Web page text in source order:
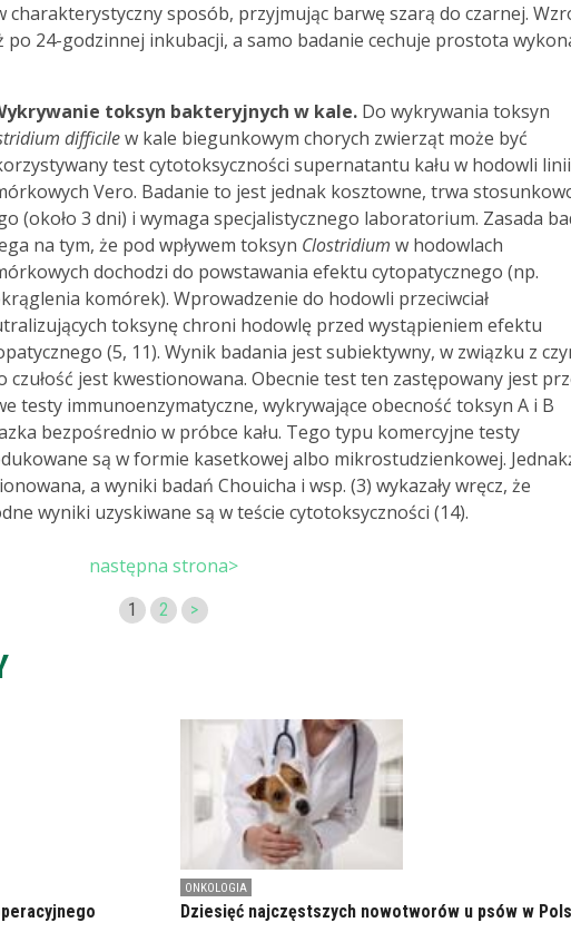
charakterystyczny sposób, przyjmując barwę szarą do czarnej.
24-godzinnej inkubacji, a samo badanie cechuje prostota
toksyn bakteryjnych w kale. Do wykrywania toksyn
difficilew kale biegunkowym chorych zwierząt może być
test cytotoksyczności supernatantu kału w hodowli linii
Vero. Badanie to jest jednak kosztowne, trwa
(około 3 dni) i wymaga specjalistycznego laboratorium. Zasada
na tym, że pod wpływem toksyn Clostridium w hodowlach
dochodzi do powstawania efektu cytopatycznego (np.
komórek). Wprowadzenie do hodowli przeciwciał
toksynę chroni hodowlę przed wystąpieniem efektu
(5, 11). Wynik badania jest subiektywny, w związku z
czułość jest kwestionowana. Obecnie test ten zastępowany jest
testy immunoenzymatyczne, wykrywające obecność toksyn A i B
bezpośrednio w próbce kału. Tego typu komercyjne testy
są w formie kasetkowej albo mikrostudzienkowej.
a wyniki badań Chouicha i wsp. (3) wykazały wręcz, że
wyniki uzyskiwane są w teście cytotoksyczności (14).
następna strona>
1 2 >
ONKOLOGIA
Dziesięć najczęstszych nowotworów u psów w